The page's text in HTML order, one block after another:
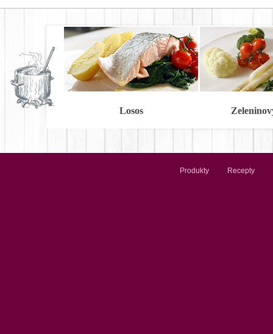
Losos
Produkty Recepty